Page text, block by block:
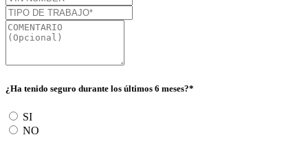
¿Ha tenido seguro durante los últimos 6 meses?*
SI
NO